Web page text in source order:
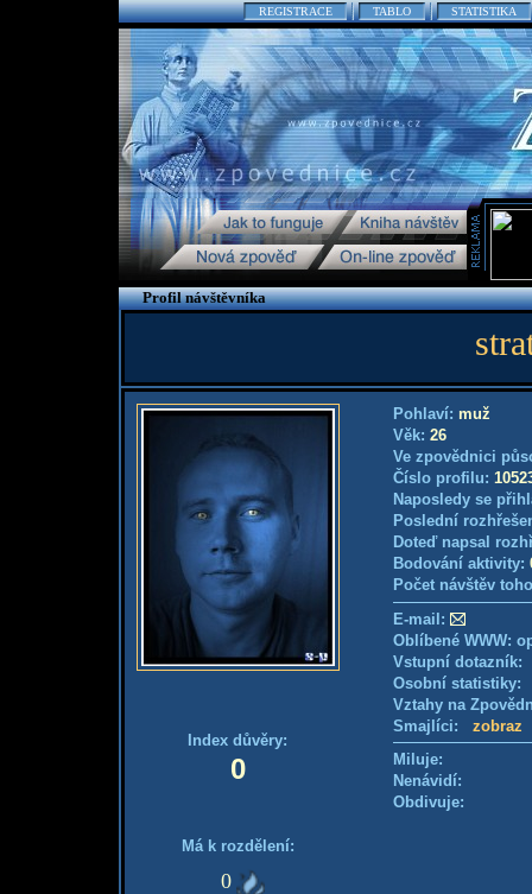
REGISTRACE TABLO STATISTIKA
Profil návštěvníka
Index důvěry:
0
Má k rozdělení:
0
Pohlaví: muž
Věk: 26
Ve zpovědnici
Číslo profilu:
Naposledy se
Poslední
Doteď napsal
Bodování aktivity:
Počet návštěv
E-mail:
Oblíbené WWW:
Vstupní
Osobní
Vztahy na
Smajlíci: zobraz
Miluje:
Nenávidí:
Obdivuje: